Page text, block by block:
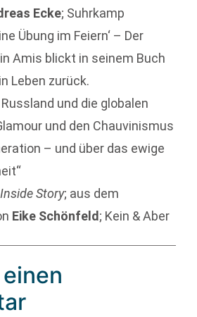
Ecke; Suhrkamp
Übung im Feiern‘ – Der
Amis blickt in seinem Buch
Leben zurück.
und die globalen
und den Chauvinismus
– und über das ewige
Inside Story; aus dem
Eike Schönfeld ; Kein & Aber